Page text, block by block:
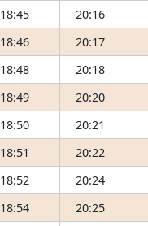
18:45 20:16
18:46 20:17
18:48 20:18
18:49 20:20
18:50 20:21
18:51 20:22
18:52 20:24
18:54 20:25